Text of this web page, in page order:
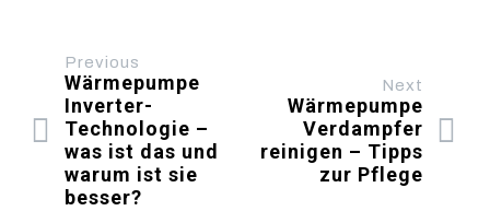
Previous
Wärmepumpe
Inverter-
Technologie –
was ist das und
warum ist sie
besser?
Next
Wärmepumpe
Verdampfer
reinigen – Tipps
zur Pflege